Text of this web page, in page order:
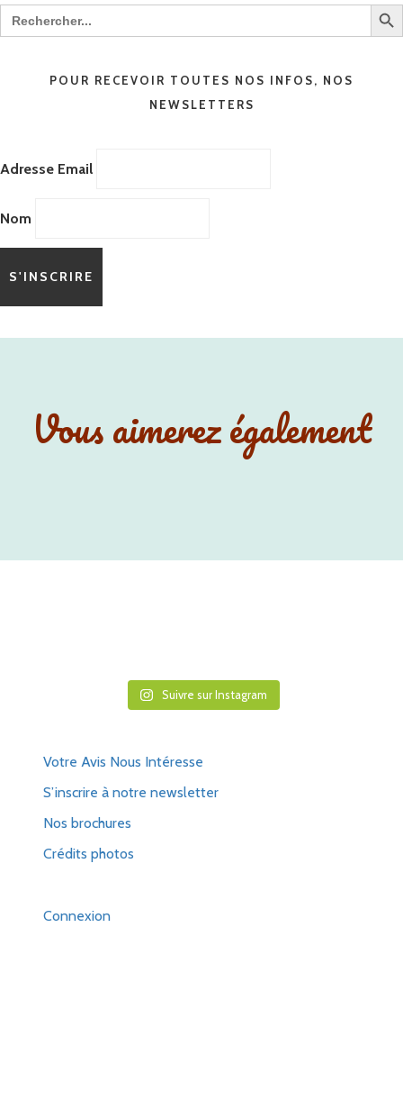
Search
for:
POUR RECEVOIR TOUTES NOS INFOS, NOS
NEWSLETTERS
Adresse Email
Nom
Vous aimerez également
Suivre sur Instagram
Votre Avis Nous Intéresse
S’inscrire à notre newsletter
Nos brochures
Crédits photos
Connexion